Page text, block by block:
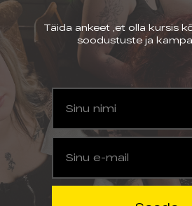
Täida ankeet ,et olla kursis
soodustuste ja
Sinu nimi
Sinu e-mail